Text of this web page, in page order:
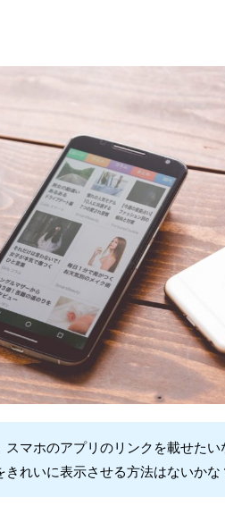
スマホのアプリのリンクを載せたい
きれいに表示させる方法はないかな